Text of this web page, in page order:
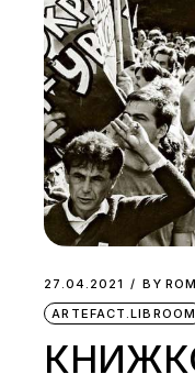
27.04.2021 BY
ARTEFACT.LIBROOM